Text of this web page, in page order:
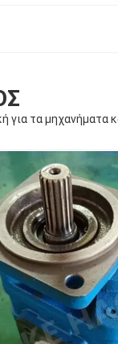
για τα μηχανήματα